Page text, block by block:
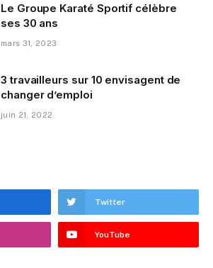
Le Groupe Karaté Sportif célèbre
ses 30 ans
mars 31, 2023
3 travailleurs sur 10 envisagent de
changer d’emploi
juin 21, 2022
Twitter
YouTube